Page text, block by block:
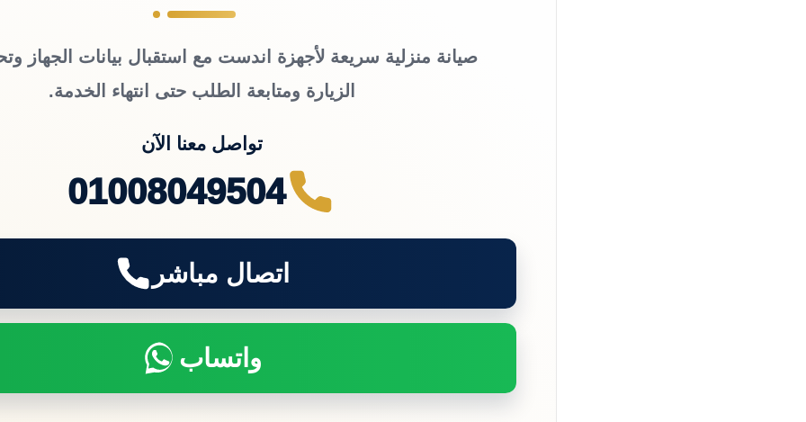
صيانة منزلية سريعة لأجهزة اندست مع استقبال بيانات الجهاز
الزيارة ومتابعة الطلب حتى انتهاء الخدمة.
تواصل معنا الآن
01008049504
اتصال مباشر
واتساب